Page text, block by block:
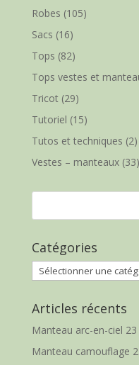
Robes (105)
Sacs (16)
Tops (82)
Tops vestes et
Tricot(29)
Tutoriel (15)
Tutos et techniques (2)
Vestes – manteaux(33)
Catégories
Catégories
Articles récents
Manteau arc-en-ciel
Manteau camouflage